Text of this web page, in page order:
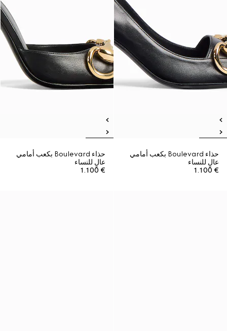
حذاء Boulevard بكعب أمامي
عالٍ للنساء
€ 1.100
حذاء Boulevard بكعب أمامي
عالٍ للنساء
€ 1.100